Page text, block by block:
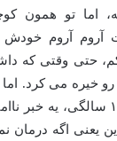
اما تو همون
آروم آروم
حتی وقتی که
خیره می کرد.
هم آسون نیست. تو سن ۱۱
یعنی اگه درمان